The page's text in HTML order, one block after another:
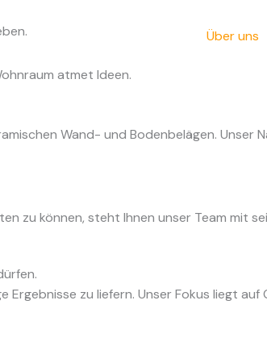
Über uns
atmet Ideen.
Wand- und Bodenbelägen.
zu können, steht Ihnen unser Team mit
zu liefern. Unser Fokus liegt